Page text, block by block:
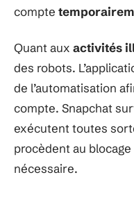
compte
Quant aux activités
des robots.
de l’automatisation
compte. Snapchat
exécutent toutes
procèdent au
nécessaire.